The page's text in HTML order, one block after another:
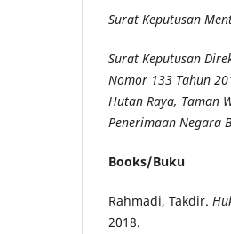
Surat Keputusan
Surat Keputusan
Nomor 133 Tahun
Hutan Raya, Taman
Penerimaan Negara
Books/Buku
Rahmadi, Takdir.
2018.